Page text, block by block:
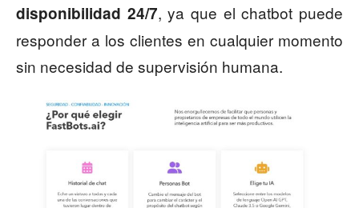
disponibilidad 24/7, ya que el chatbot puede
responder a los clientes en cualquier momento
sin necesidad de supervisión humana.